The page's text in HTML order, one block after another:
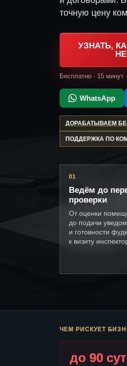
точную цену
УЗНАТЬ,
Бесплатно · 15
WhatsApp
ДОРАБАТЫВАЕМ
ПОДДЕРЖКА ПО
01
Ведём до
проверки
От оценки
до подачи
и готовности
к визиту
ЧЕМ РИСКУЕТ
до 90